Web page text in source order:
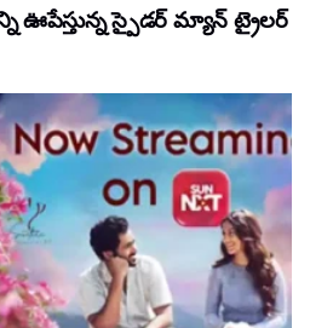
ఊపేస్తున్న స్పైడర్ మ్యాన్ ట్రైలర్